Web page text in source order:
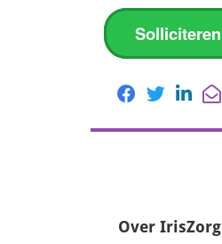
Solliciteren
Over IrisZorg